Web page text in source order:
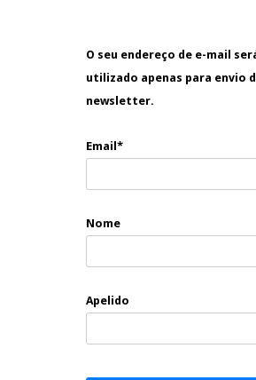
O seu endereço de e-mail
utilizado apenas para envio
newsletter.
Email*
Nome
Apelido